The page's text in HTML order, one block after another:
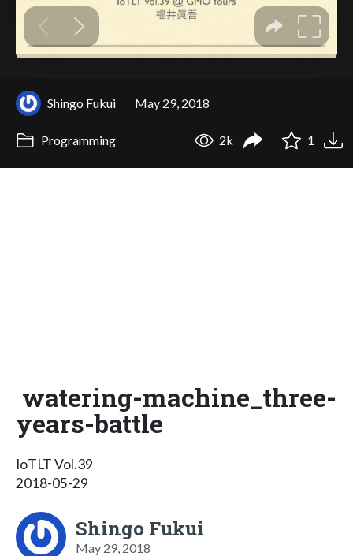
Shingo Fukui May 29, 2018
Programming 2k 1
watering-machine_three-
years-battle
IoTLT Vol.39
2018-05-29
Shingo Fukui
May 29, 2018